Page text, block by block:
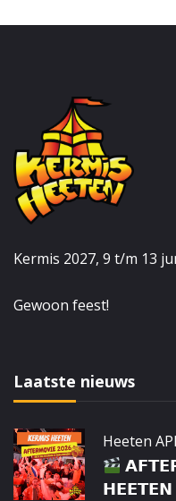
Kermis 2027, 9 t/m 13
Gewoon feest!
Laatste nieuws
Heeten
𝗛𝗘𝗘𝗧𝗘𝗡